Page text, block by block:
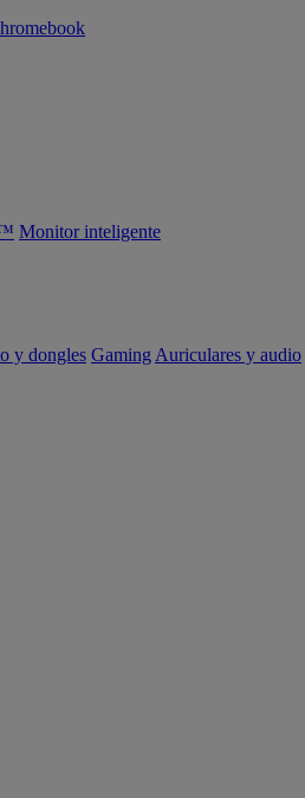
Monitor inteligente
y dongles Gaming Auriculares y audio